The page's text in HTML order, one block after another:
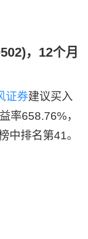
，12个月
证券建议买入
率658.76%，
中排名第41。